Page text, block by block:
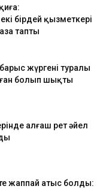
бірдей қызметкері
тапты
жүргені туралы
болып шықты
алғаш рет әйел
жаппай атыс болды: